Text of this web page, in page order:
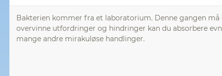
Bakterien kommer fra et laboratorium. Denne gangen
overvinne utfordringer og hindringer kan du absorbere
mange andre mirakuløse handlinger.